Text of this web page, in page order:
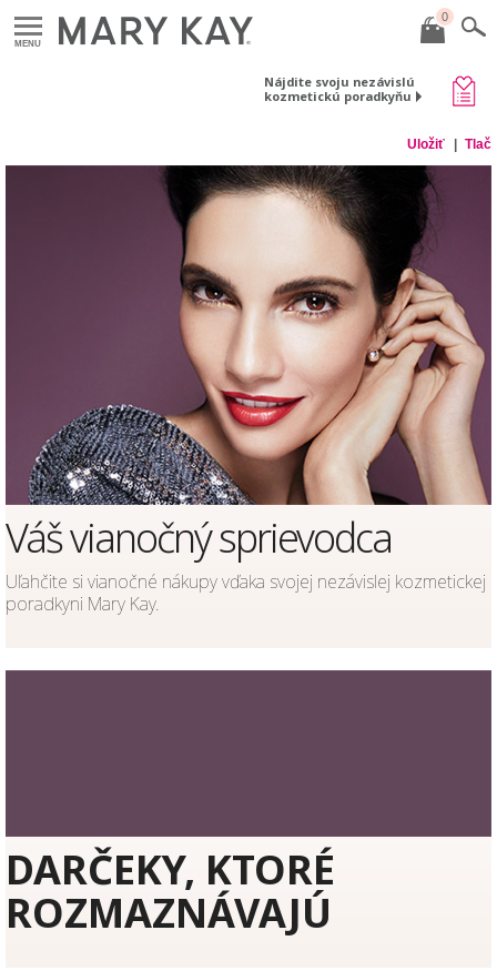
MENU
0
Nájdite svoju nezávislú
kozmetickú poradkyňu
Uložiť Tlač
Váš vianočný sprievodca
Uľahčite si vianočné nákupy vďaka svojej nezávislej kozmetickej
poradkyni Mary Kay.
DARČEKY, KTORÉ
ROZMAZNÁVAJÚ